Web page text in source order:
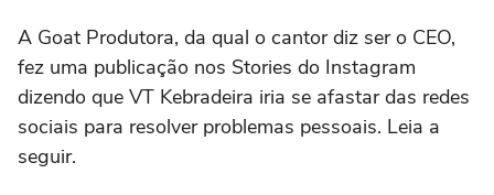
A Goat Produtora, da qual o cantor diz ser o CEO,
fez uma publicação nos Stories do Instagram
dizendo que VT Kebradeira iria se afastar das redes
sociais para resolver problemas pessoais. Leia a
seguir.